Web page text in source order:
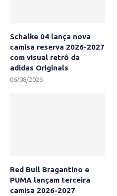
Schalke 04 lança nova
camisa reserva 2026-2027
com visual retrô da
adidas Originals
06/08/2026
Red Bull Bragantino e
PUMA lançam terceira
camisa 2026-2027